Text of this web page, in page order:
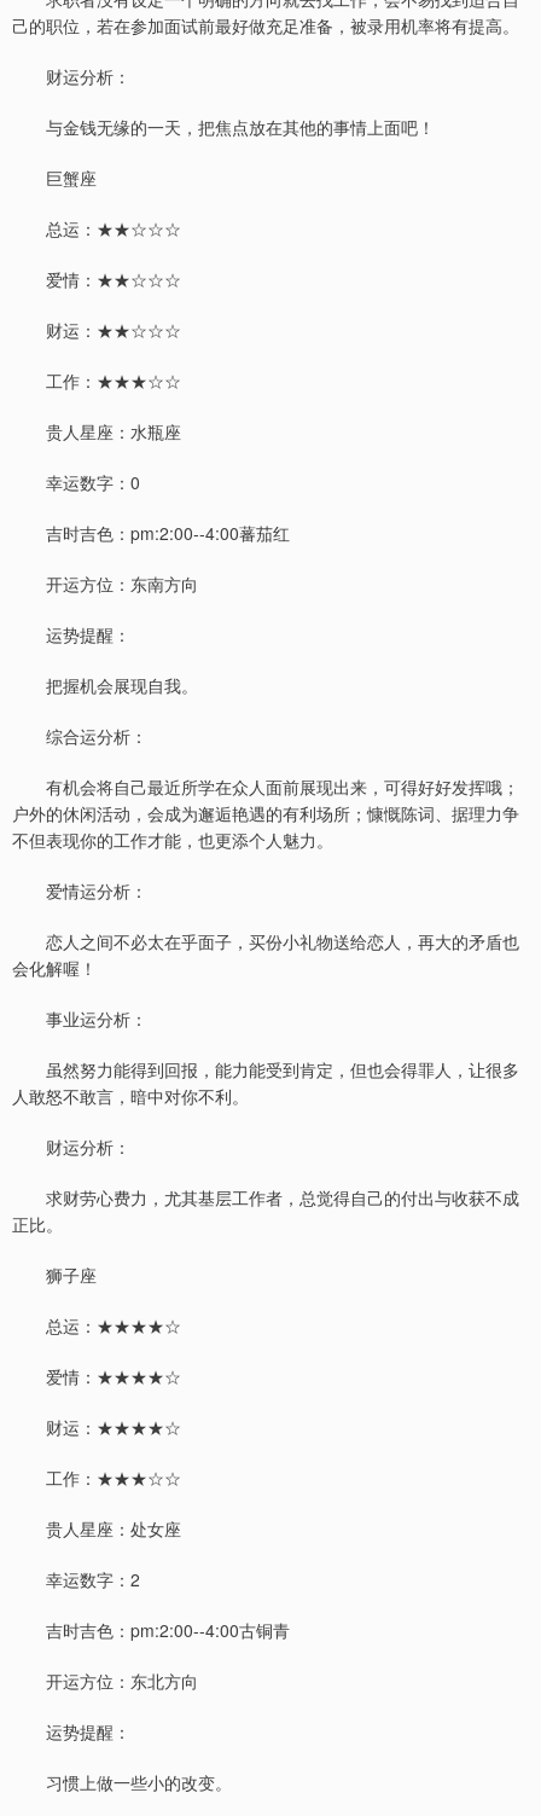
己的职位，若在参加面试前最好做充足准备，被录用机率将有提高。
财运分析：
与金钱无缘的一天，把焦点放在其他的事情上面吧！
巨蟹座
总运：★★☆☆☆
爱情：★★☆☆☆
财运：★★☆☆☆
工作：★★★☆☆
贵人星座：水瓶座
幸运数字：0
吉时吉色：pm:2:00--4:00蕃茄红
开运方位：东南方向
运势提醒：
把握机会展现自我。
综合运分析：
有机会将自己最近所学在众人面前展现出来，可得好好发挥哦；
户外的休闲活动，会成为邂逅艳遇的有利场所；慷慨陈词、据理力争
不但表现你的工作才能，也更添个人魅力。
爱情运分析：
恋人之间不必太在乎面子，买份小礼物送给恋人，再大的矛盾也
会化解喔！
事业运分析：
虽然努力能得到回报，能力能受到肯定，但也会得罪人，让很多
人敢怒不敢言，暗中对你不利。
财运分析：
求财劳心费力，尤其基层工作者，总觉得自己的付出与收获不成
正比。
狮子座
总运：★★★★☆
爱情：★★★★☆
财运：★★★★☆
工作：★★★☆☆
贵人星座：处女座
幸运数字：2
吉时吉色：pm:2:00--4:00古铜青
开运方位：东北方向
运势提醒：
习惯上做一些小的改变。